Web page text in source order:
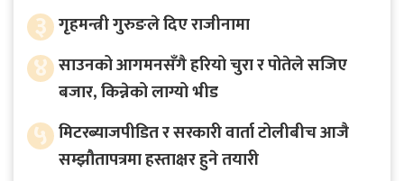
३ गृहमन्त्री गुरुङले दिए राजीनामा
४ साउनको आगमनसँगै हरियो चुरा र पोतेले सजिए
बजार, किन्नेको लाग्यो भीड
५ मिटरब्याजपीडित र सरकारी वार्ता टोलीबीच आजै
सम्झौतापत्रमा हस्ताक्षर हुने तयारी